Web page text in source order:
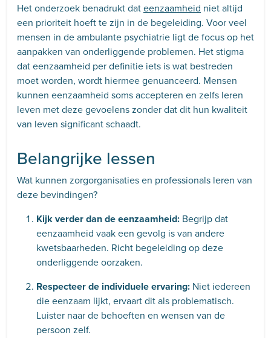
Het onderzoek benadrukt dateenzaamheid niet altijd
een prioriteit hoeft te zijn in de begeleiding. Voor veel
mensen in de ambulante psychiatrie ligt de focus op het
aanpakken van onderliggende problemen. Het stigma
dat eenzaamheid per definitie iets is wat bestreden
moet worden, wordt hiermee genuanceerd. Mensen
kunnen eenzaamheid soms accepteren en zelfs leren
leven met deze gevoelens zonder dat dit hun kwaliteit
van leven significant schaadt.
Belangrijke lessen
Wat kunnen zorgorganisaties en professionals leren van
deze bevindingen?
Kijk verder dan de eenzaamheid: Begrijp dat
eenzaamheid vaak een gevolg is van andere
kwetsbaarheden. Richt begeleiding op deze
onderliggende oorzaken.
Respecteer de individuele ervaring: Niet iedereen
die eenzaam lijkt, ervaart dit als problematisch.
Luister naar de behoeften en wensen van de
persoon zelf.